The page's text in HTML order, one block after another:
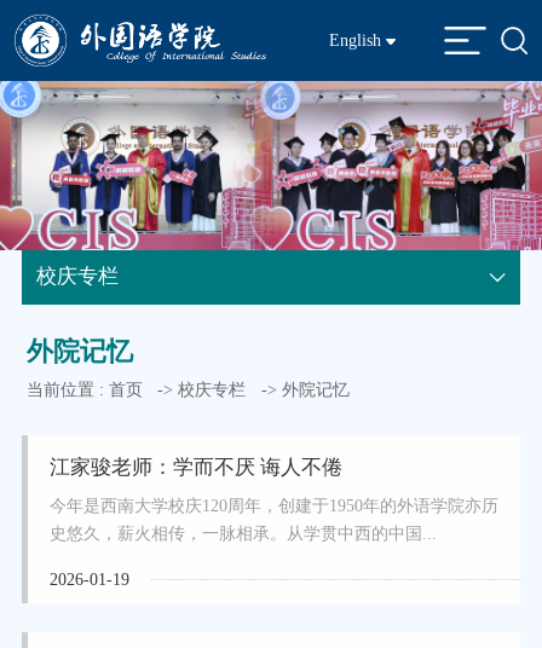
English
校庆专栏
外院记忆
当前位置 :首页 ->校庆专栏 -> 外院记忆
江家骏老师：学而不厌 诲人不倦
今年是西南大学校庆120周年，创建于1950年的外语学院亦历
史悠久，薪火相传，一脉相承。从学贯中西的中国...
2026-01-19